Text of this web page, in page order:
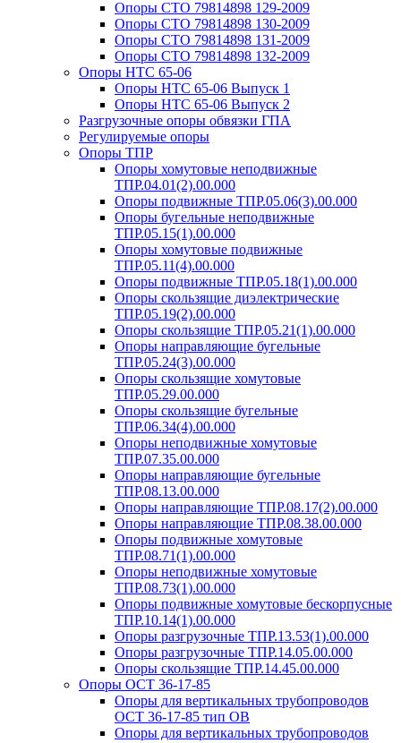
Опоры СТО 79814898 129-2009
Опоры СТО 79814898 130-2009
Опоры СТО 79814898 131-2009
Опоры СТО 79814898 132-2009
Опоры НТС 65-06
Опоры НТС 65-06 Выпуск 1
Опоры НТС 65-06 Выпуск 2
Разгрузочные опоры обвязки ГПА
Регулируемые опоры
Опоры ТПР
Опоры хомутовые неподвижные
ТПР.04.01(2).00.000
Опоры подвижные ТПР.05.06(3).00.000
Опоры бугельные неподвижные
ТПР.05.15(1).00.000
Опоры хомутовые подвижные
ТПР.05.11(4).00.000
Опоры подвижные ТПР.05.18(1).00.000
Опоры скользящие диэлектрические
ТПР.05.19(2).00.000
Опоры скользящие ТПР.05.21(1).00.000
Опоры направляющие бугельные
ТПР.05.24(3).00.000
Опоры скользящие хомутовые
ТПР.05.29.00.000
Опоры скользящие бугельные
ТПР.06.34(4).00.000
Опоры неподвижные хомутовые
ТПР.07.35.00.000
Опоры направляющие бугельные
ТПР.08.13.00.000
Опоры направляющие ТПР.08.17(2).00.000
Опоры направляющие ТПР.08.38.00.000
Опоры подвижные хомутовые
ТПР.08.71(1).00.000
Опоры неподвижные хомутовые
ТПР.08.73(1).00.000
Опоры подвижные хомутовые бескорпусные
ТПР.10.14(1).00.000
Опоры разгрузочные ТПР.13.53(1).00.000
Опоры разгрузочные ТПР.14.05.00.000
Опоры скользящие ТПР.14.45.00.000
Опоры ОСТ 36-17-85
Опоры для вертикальных трубопроводов
ОСТ 36-17-85 тип ОВ
Опоры для вертикальных трубопроводов